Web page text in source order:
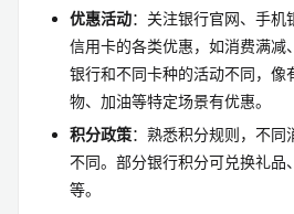
优惠活动：关注银行官网、手机
信用卡的各类优惠，如消费满减
银行和不同卡种的活动不同，像
物、加油等特定场景有优惠。
积分政策：熟悉积分规则，不同
不同。部分银行积分可兑换礼品
等。